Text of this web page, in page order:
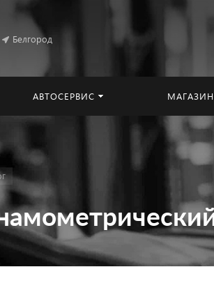
Белгород
АВТОСЕРВИС МАГАЗИН